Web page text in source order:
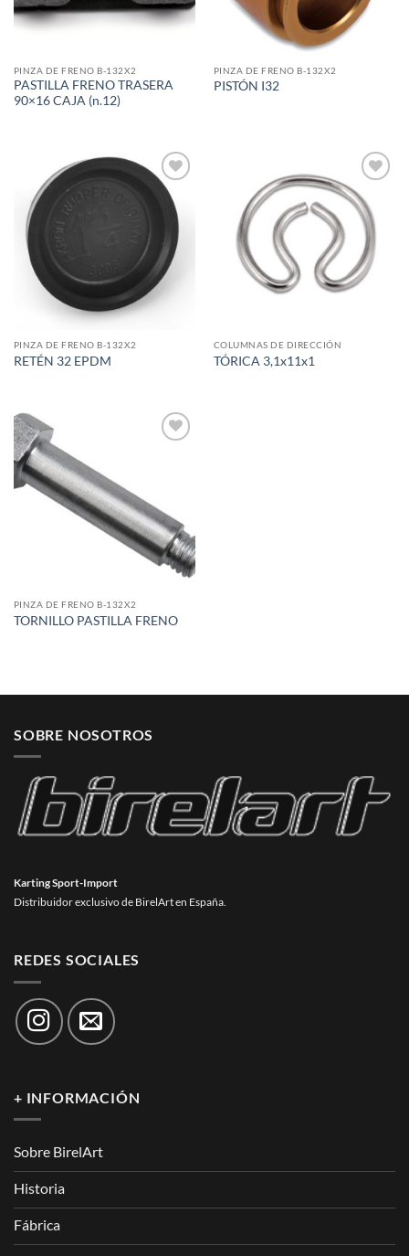
PINZA DE FRENO B-132X2
PASTILLA FRENO TRASERA
90×16 CAJA (n.12)
PINZA DE FRENO B-132X2
PISTÓN I32
Add to
wishlist
PINZA DE FRENO B-132X2
RETÉN 32 EPDM
Add to
wishlist
COLUMNAS DE DIRECCIÓN
TÓRICA 3,1x11x1
PINZA DE FRENO B-132X2
TORNILLO PASTILLA FRENO
SOBRE NOSOTROS
Karting Sport-Import
Distribuidor exclusivo de BirelArt en España.
REDES SOCIALES
+ INFORMACIÓN
Sobre BirelArt
Historia
Fábrica